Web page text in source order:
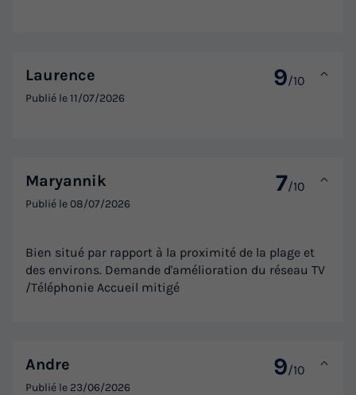
Laurence 9/10
Publié le11/07/2026
Maryannik 7/10
Publié le08/07/2026
Bien situé par rapport à la proximité de la plage et
des environs. Demande d'amélioration du réseau TV
/Téléphonie Accueil mitigé
Andre 9/10
Publié le 23/06/2026